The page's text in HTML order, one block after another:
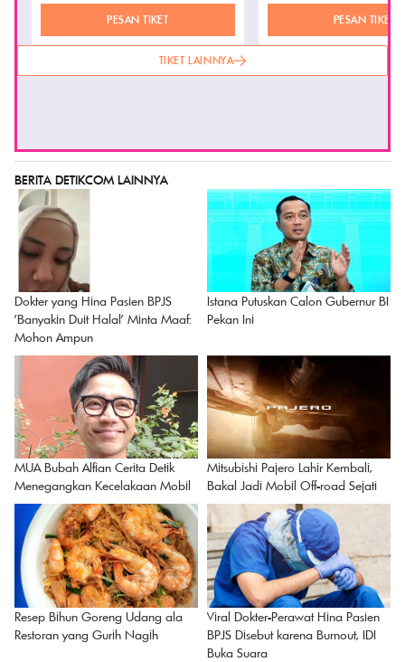
PESAN TIKET
PESAN TIKET
TIKET LAINNYA
BERITA DETIKCOM LAINNYA
Dokter yang Hina Pasien BPJS
'Banyakin Duit Halal' Minta Maaf:
Mohon Ampun
Istana Putuskan Calon Gubernur BI
Pekan Ini
MUA Bubah Alfian Cerita Detik
Menegangkan Kecelakaan Mobil
Mitsubishi Pajero Lahir Kembali,
Bakal Jadi Mobil Off-road Sejati
Resep Bihun Goreng Udang ala
Restoran yang Gurih Nagih
Viral Dokter-Perawat Hina Pasien
BPJS Disebut karena Burnout, IDI
Buka Suara